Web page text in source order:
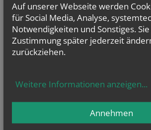
INFORMATIONEN & KONTAKTINFOS
Wochenkalender der Augustinerkirche
Kirchenmusikprogramm
www.augustinerkirche.at
www.facebook.com/augustinerkirche
www.instagram.com/augustinerkirche
www.kirchenmusik.wien
Auf unserer Webseite werden
für Social Media, Analyse,
Notwendigkeiten und Sonstiges.
Zustimmung später jederzeit
zurückziehen.
Weitere Informationen anzeigen...
Annehmen